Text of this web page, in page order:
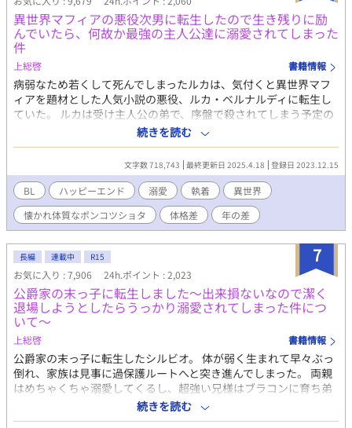
異世界マフィアの悪役次男に転生したので生き残りに励
んでいたら、何故か最強の主人公達に溺愛されてしまった
件
上総啓 書籍情報
病弱なため若くして死んでしまったルカは、気付くと異世界マフ
ィアを題材とした人気小説の悪役、ルカ・ベルナルディに転生し
ていた。 ルカは受け主人公の弟で、序盤で殺されてしまう予定の
小物な悪役。せっかく生まれ変わったのにすぐに死んでしまうな
んて理不尽だ！と憤ったルカは、生存のために早速行動を開始す
る。 その結果ルカは、小説では最悪の仲だった兄への媚売りに成
功しすぎてしまい、兄を立派なブラコンに成長させてしまった。
受け要素を全て排して攻めっぽくなってしまった兄は、本来恋人
になるはずの攻め主人公を『弟を狙う不届きもの』として目の敵
にするように。 更には兄に惚れるはずの攻め主人公も、兄ではな
くルカに執着するようになり──？ 冷酷無情なマフィア攻め×ポ
ンコツショタ受け 怖がりなポンコツショタがマフィアのヤバい人
達からの総愛されと執着に気付かず、クールを演じて生き残りに
励む話。
続きを読む
文字数 718,743 最終更新日 2025.4.18 登録日 2023.12.15
BL ハッピーエンド 溺愛 執着
異世界
懐かれ体質なポンコツショタ
体格差 年の差
7
長編 連載中 R15
お気に入り : 7,906 24h.ポイント : 2,023
公爵家の末っ子に転生しました〜出来損ないなので潔く
退場しようとしたらうっかり溺愛されてしまった件につ
いて〜
上総啓 書籍情報
公爵家の末っ子に転生したシルビオ。 体が弱く生まれて早々ぶっ
倒れ、家族は見事に過保護ルートへと突き進んでしまった。 両親
はめちゃくちゃ溺愛してくるし、超強い兄様はブラコンに育ち弟
絶対守るマンに……。 せっかくファンタジーの世界に転生したん
だから魔法も使えたり？と思ったら、我が家に代々伝わる上位氷
続きを読む